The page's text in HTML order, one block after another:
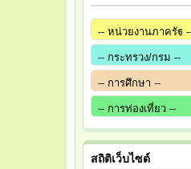
สถิติเว็บไซต์